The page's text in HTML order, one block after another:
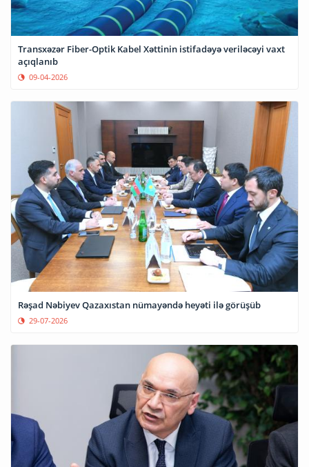
Transxəzər Fiber-Optik Kabel Xəttinin istifadəyə veriləcəyi vaxt
açıqlanıb
09-04-2026
Rəşad Nəbiyev Qazaxıstan nümayəndə heyəti ilə görüşüb
29-07-2026